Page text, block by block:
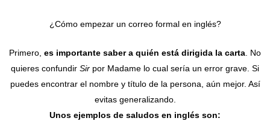
¿Cómo empezar un correo formal en inglés?
Primero, es importante saber a quién está dirigida la carta . No
quieres confundir Sir por Madame lo cual sería un error grave. Si
puedes encontrar el nombre y título de la persona, aún mejor. Así
evitas generalizando.
Unos ejemplos de saludos en inglés son: